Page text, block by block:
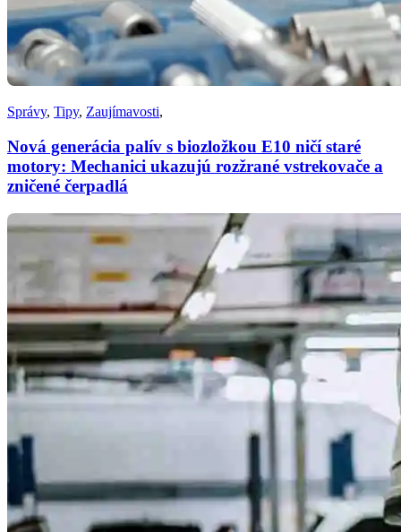
Správy, Tipy, Zaujímavosti,
Nová generácia palív s biozložkou E10 ničí staré
motory: Mechanici ukazujú rozžrané vstrekovače a
zničené čerpadlá